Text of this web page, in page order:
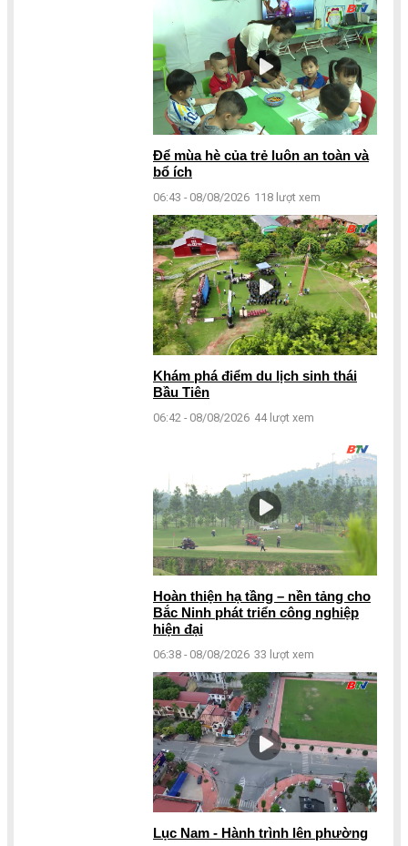
Để mùa hè của trẻ luôn an toàn và
bổ ích
06:43 - 08/08/2026 118 lượt xem
Khám phá điểm du lịch sinh thái
Bầu Tiên
06:42 - 08/08/2026 44 lượt xem
Hoàn thiện hạ tầng – nền tảng cho
Bắc Ninh phát triển công nghiệp
hiện đại
06:38 - 08/08/2026 33 lượt xem
Lục Nam - Hành trình lên phường